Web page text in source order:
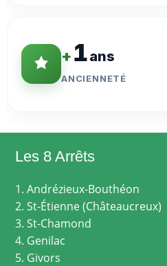
+1ans
ANCIENNETÉ
Les 8 Arrêts
1. Andrézieux-Bouthéon
2. St-Étienne (Châteaucreux)
3. St-Chamond
4. Genilac
5. Givors